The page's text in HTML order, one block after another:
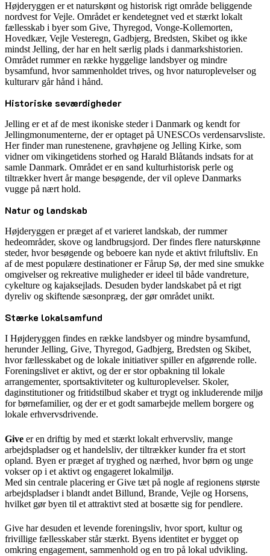
Højderyggen er et naturskønt og historisk rigt område beliggende
nordvest for Vejle. Området er kendetegnet ved et stærkt lokalt
fællesskab i byer som Give, Thyregod, Vonge-Kollemorten,
Hovedkær, Vejle Vesteregn, Gadbjerg, Bredsten, Skibet og ikke
mindst Jelling, der har en helt særlig plads i danmarkshistorien.
Området rummer en række hyggelige landsbyer og mindre
bysamfund, hvor sammenholdet trives, og hvor naturoplevelser og
kulturarv går hånd i hånd.
Historiske seværdigheder
Jelling er et af de mest ikoniske steder i Danmark og kendt for
Jellingmonumenterne, der er optaget på UNESCOs verdensarvsliste.
Her finder man runestenene, gravhøjene og Jelling Kirke, som
vidner om vikingetidens storhed og Harald Blåtands indsats for at
samle Danmark. Området er en sand kulturhistorisk perle og
tiltrækker hvert år mange besøgende, der vil opleve Danmarks
vugge på nært hold.
Natur og landskab
Højderyggen er præget af et varieret landskab, der rummer
hedeområder, skove og landbrugsjord. Der findes flere naturskønne
steder, hvor besøgende og beboere kan nyde et aktivt friluftsliv. En
af de mest populære destinationer er Fårup Sø, der med sine smukke
omgivelser og rekreative muligheder er ideel til både vandreture,
cykelture og kajaksejlads. Desuden byder landskabet på et rigt
dyreliv og skiftende sæsonpræg, der gør området unikt.
Stærke lokalsamfund
I Højderyggen findes en række landsbyer og mindre bysamfund,
herunder Jelling, Give, Thyregod, Gadbjerg, Bredsten og Skibet,
hvor fællesskabet og de lokale initiativer spiller en afgørende rolle.
Foreningslivet er aktivt, og der er stor opbakning til lokale
arrangementer, sportsaktiviteter og kulturoplevelser. Skoler,
daginstitutioner og fritidstilbud skaber et trygt og inkluderende miljø
for børnefamilier, og der er et godt samarbejde mellem borgere og
lokale erhvervsdrivende.
Give er en driftig by med et stærkt lokalt erhvervsliv, mange
arbejdspladser og et handelsliv, der tiltrækker kunder fra et stort
opland. Byen er præget af tryghed og nærhed, hvor børn og unge
vokser op i et aktivt og engageret lokalmiljø.
Med sin centrale placering er Give tæt på nogle af regionens største
arbejdspladser i blandt andet Billund, Brande, Vejle og Horsens,
hvilket gør byen til et attraktivt sted at bosætte sig for pendlere.
Give har desuden et levende foreningsliv, hvor sport, kultur og
frivillige fællesskaber står stærkt. Byens identitet er bygget op
omkring engagement, sammenhold og en tro på lokal udvikling.